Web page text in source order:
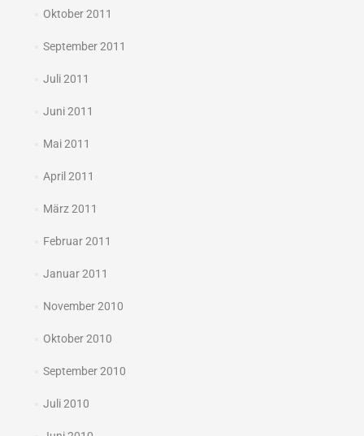
Oktober 2011
September 2011
Juli 2011
Juni 2011
Mai 2011
April 2011
März 2011
Februar 2011
Januar 2011
November 2010
Oktober 2010
September 2010
Juli 2010